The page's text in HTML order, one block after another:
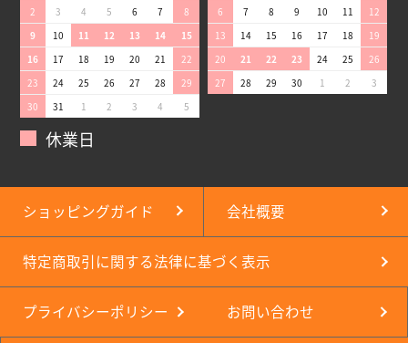
2
3 4 5 6 7
8
9
10 11 12 13 14
15
16
17 18 19 20 21
22
23
24 25 26 27 28
29
30
31 1 2 3 4 5
6
7 8 9 10 11
12
13
14 15 16 17 18
19
20
21 22 23 24 25
26
27
28 29 30 1 2 3
休業日
ショッピングガイド 会社概要
特定商取引に関する法律に基づく表示
プライバシーポリシー お問い合わせ